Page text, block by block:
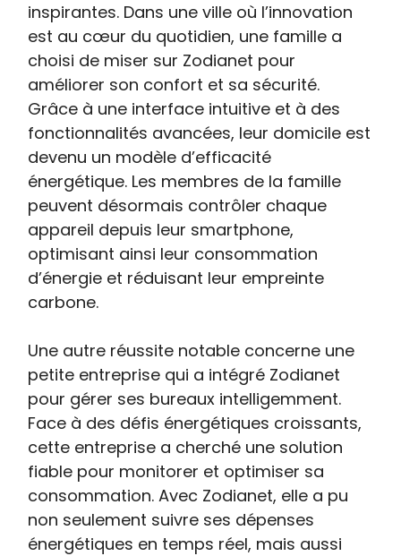
inspirantes. Dans une ville où l’innovation
est au cœur du quotidien, une famille a
choisi de miser sur Zodianet pour
améliorer son confort et sa sécurité.
Grâce à une interface intuitive et à des
fonctionnalités avancées, leur domicile est
devenu un modèle d’efficacité
énergétique. Les membres de la famille
peuvent désormais contrôler chaque
appareil depuis leur smartphone,
optimisant ainsi leur consommation
d’énergie et réduisant leur empreinte
carbone.
Une autre réussite notable concerne une
petite entreprise qui a intégré Zodianet
pour gérer ses bureaux intelligemment.
Face à des défis énergétiques croissants,
cette entreprise a cherché une solution
fiable pour monitorer et optimiser sa
consommation. Avec Zodianet, elle a pu
non seulement suivre ses dépenses
énergétiques en temps réel, mais aussi